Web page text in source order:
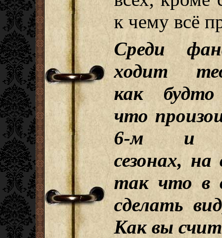
к чему всё
Среди
ходит
как будто
что
6-м и
сезонах,
так что в
сделать
Как вы